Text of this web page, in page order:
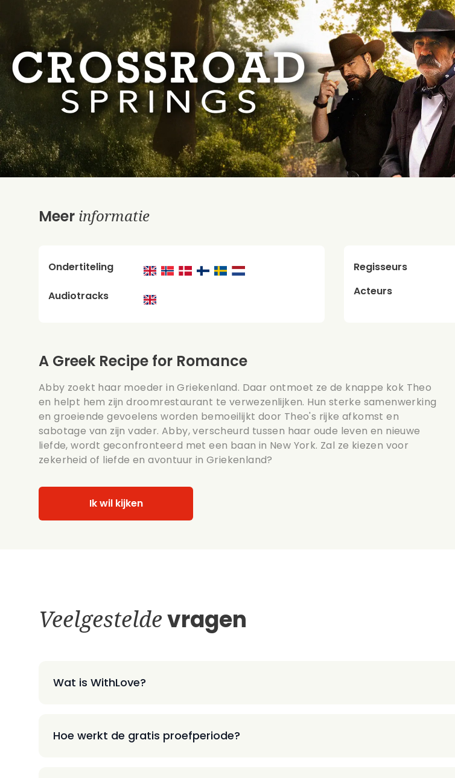
Meer informatie
Ondertiteling
Audiotracks
Regisseurs
Acteurs
A Greek Recipe for Romance
Abby zoekt haar moeder in Griekenland. Daar ontmoet ze de knappe kok Theo
en helpt hem zijn droomrestaurant te verwezenlijken. Hun sterke samenwerking
en groeiende gevoelens worden bemoeilijkt door Theo's rijke afkomst en
sabotage van zijn vader. Abby, verscheurd tussen haar oude leven en nieuwe
liefde, wordt geconfronteerd met een baan in New York. Zal ze kiezen voor
zekerheid of liefde en avontuur in Griekenland?
Ik wil kijken
Veelgesteldevragen
Wat is WithLove?
Hoe werkt de gratis proefperiode?